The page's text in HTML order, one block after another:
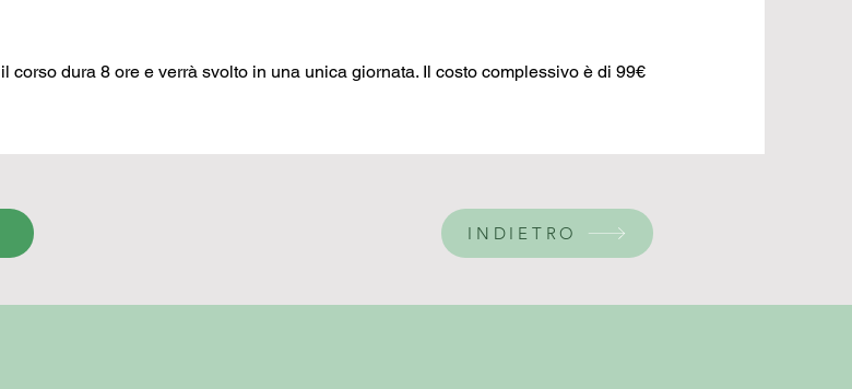
il corso dura 8 ore e verrà svolto in una unica giornata. Il costo complessivo è di 99€
INDIETRO